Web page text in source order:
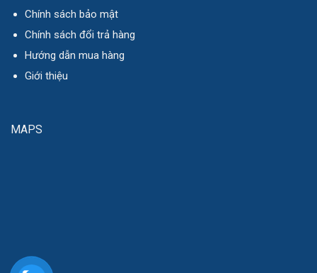
Chính sách bảo mật
Chính sách đổi trả hàng
Hướng dẫn mua hàng
Giới thiệu
MAPS